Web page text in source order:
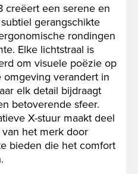
creëert een serene en
gerangschikte
rondingen
Elke lichtstraal is
om visuele poëzie op
verandert in
elk detail bijdraagt
betoverende sfeer.
X-stuur maakt deel
het merk door
bieden die het comfort